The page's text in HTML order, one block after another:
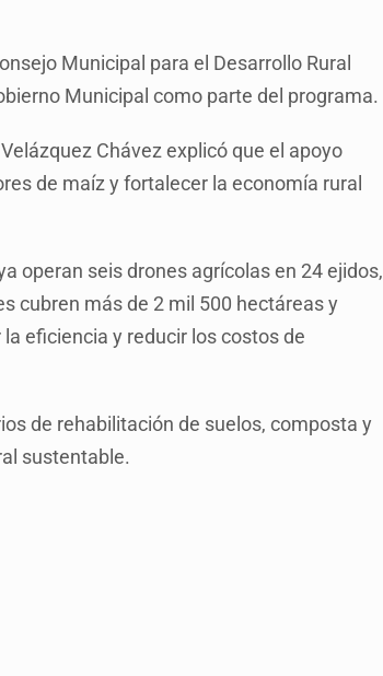
Municipal para el Desarrollo Rural
Municipal como parte del programa.
Chávez explicó que el apoyo
de maíz y fortalecer la economía rural
operan seis drones agrícolas en 24 ejidos,
cubren más de 2 mil 500 hectáreas y
eficiencia y reducir los costos de
de rehabilitación de suelos, composta y
sustentable.